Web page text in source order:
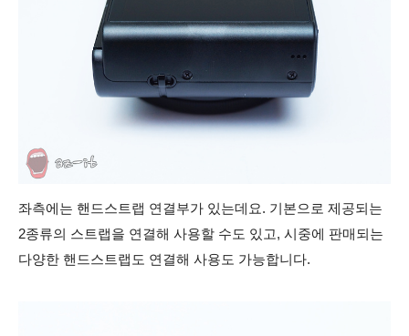
좌측에는 핸드스트랩 연결부가 있는데요. 기본으로 제공되는
2종류의 스트랩을 연결해 사용할 수도 있고, 시중에 판매되는
다양한 핸드스트랩도 연결해 사용도 가능합니다.